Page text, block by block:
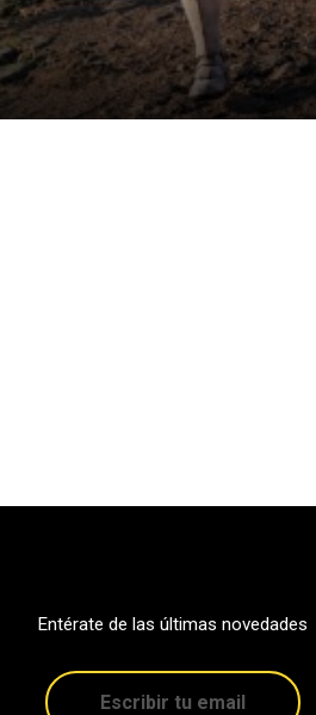
Entérate de las últimas novedades